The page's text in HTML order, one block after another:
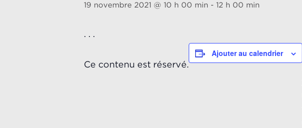
19 novembre 2021 @ 10 h 00 min - 12 h 00 min
. . .
Ce contenu est réservé.
Ajouter au calendrier